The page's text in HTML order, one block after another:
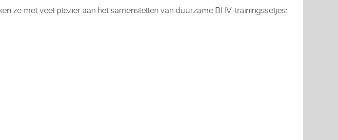
ze met veel plezier aan het samenstellen van duurzame BHV-trainingssetjes: